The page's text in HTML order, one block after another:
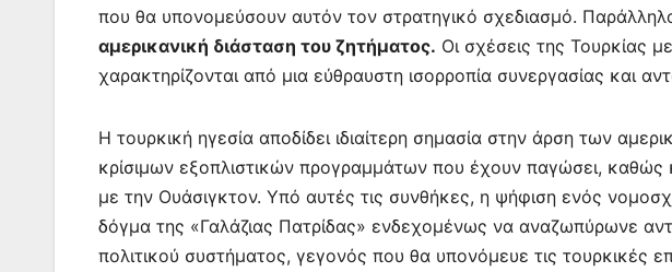
που θα υπονομεύσουν αυτόν τον στρατηγικό σχεδιασμό.
αμερικανική διάσταση του ζητήματος. Οι σχέσεις της Τουρκίας
χαρακτηρίζονται από μια εύθραυστη ισορροπία συνεργασίας και
Η τουρκική ηγεσία αποδίδει ιδιαίτερη σημασία στην άρση των
κρίσιμων εξοπλιστικών προγραμμάτων που έχουν παγώσει, καθώς
με την Ουάσιγκτον. Υπό αυτές τις συνθήκες, η ψήφιση ενός
δόγμα της «Γαλάζιας Πατρίδας» ενδεχομένως να αναζωπύρωνε
πολιτικού συστήματος, γεγονός που θα υπονόμευε τις τουρκικές